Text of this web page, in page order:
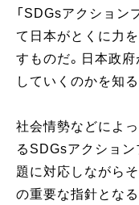
「SDGsアクション
て日本がとくに力
すものだ。日本政
していくのかを知
社会情勢などによ
るSDGsアクション
題に対応しながら
の重要な指針とな